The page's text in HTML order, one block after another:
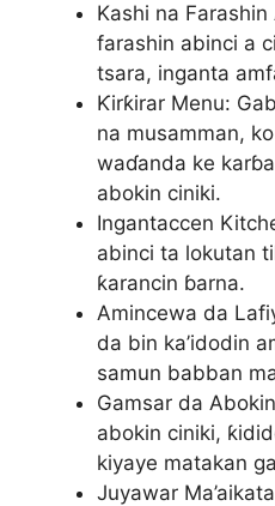
Kashi na
farashin abinci a
tsara, inganta
Ƙirƙirar Menu:
na musamman,
waɗanda ke
abokin ciniki.
Ingantaccen
abinci ta lokutan
ƙarancin ɓarna.
Amincewa da
da bin ka’idodin
samun babban
Gamsar da
abokin ciniki,
kiyaye matakan
Juyawar